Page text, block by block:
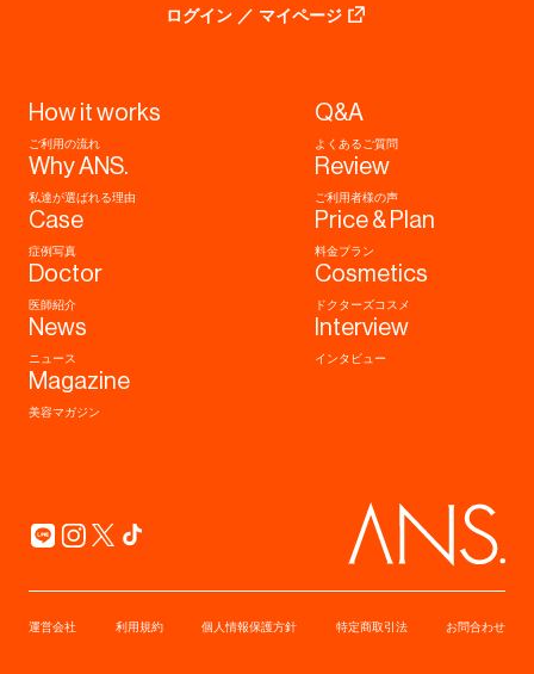
ログイン ／ マイページ
How it works
ご利用の流れ
Q&A
よくあるご質問
Why ANS.
私達が選ばれる理由
Review
ご利用者様の声
Case
症例写真
Price & Plan
料金プラン
Doctor
医師紹介
Cosmetics
ドクターズコスメ
News
ニュース
Interview
インタビュー
Magazine
美容マガジン
運営会社 利用規約 個人情報保護方針 特定商取引法 お問合わせ